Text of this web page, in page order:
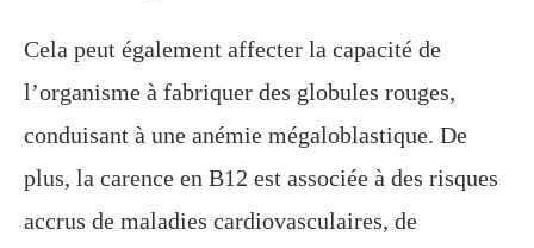
Cela peut également affecter la capacité de
l’organisme à fabriquer des globules rouges,
conduisant à une anémie mégaloblastique. De
plus, la carence en B12 est associée à des risques
accrus de maladies cardiovasculaires, de